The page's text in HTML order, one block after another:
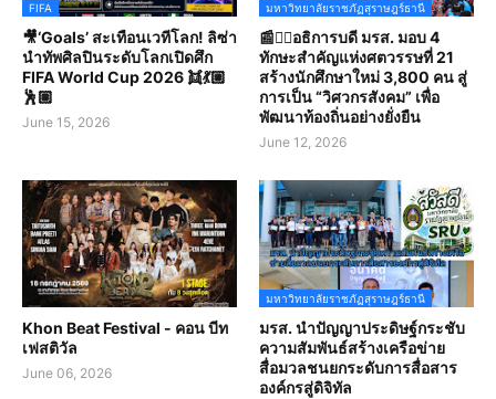
FIFA
🎥‘Goals’ สะเทือนเวทีโลก! ลิซ่า
นำทัพศิลปินระดับโลกเปิดศึก
FIFA World Cup 2026 👯💃🏼
🕺🏽
June 15, 2026
มหาวิทยาลัยราชภัฏสุราษฎร์ธานี
📰✍🏻อธิการบดี มรส. มอบ 4
ทักษะสำคัญแห่งศตวรรษที่ 21
สร้างนักศึกษาใหม่ 3,800 คน สู่
การเป็น “วิศวกรสังคม” เพื่อ
พัฒนาท้องถิ่นอย่างยั่งยืน
June 12, 2026
Khon Beat Festival - คอน บีท
เฟสติวัล
June 06, 2026
มหาวิทยาลัยราชภัฏสุราษฎร์ธานี
มรส. นำปัญญาประดิษฐ์กระชับ
ความสัมพันธ์สร้างเครือข่าย
สื่อมวลชนยกระดับการสื่อสาร
องค์กรสู่ดิจิทัล